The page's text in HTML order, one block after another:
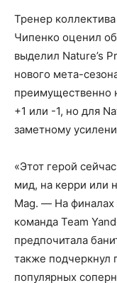
Тренер
Чипенко оценил
выделил Nature’s
нового мета-
преимущественно
+1 или -1, но для
заметному
«Этот герой
мид, на керри или
Mag. — На финалах
команда Team
предпочитала
также подчеркнул
популярных